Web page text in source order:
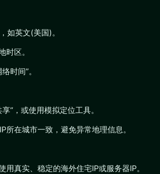
如英文(美国)。
时区。
时间”。
”，或使用模拟定位工具。
所在城市一致，避免异常地理信息。
用真实、稳定的海外住宅IP或服务器IP。